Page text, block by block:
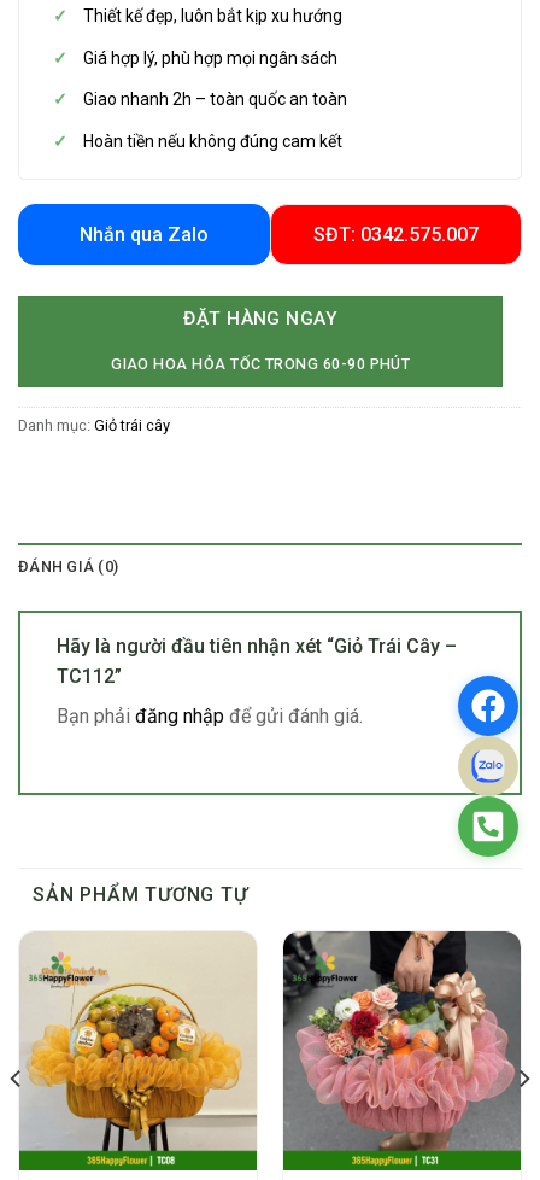
Thiết kế đẹp, luôn bắt kịp xu hướng
Giá hợp lý, phù hợp mọi ngân sách
Giao nhanh 2h – toàn quốc an toàn
Hoàn tiền nếu không đúng cam kết
Nhắn qua Zalo SĐT: 0342.575.007
ĐẶT HÀNG NGAY
GIAO HOA HỎA TỐC TRONG 60-90 PHÚT
Danh mục: Giỏ trái cây
ĐÁNH GIÁ (0)
Hãy là người đầu tiên nhận xét “Giỏ Trái Cây –
TC112”
Bạn phải đăng nhập để gửi đánh giá.
SẢN PHẨM TƯƠNG TỰ